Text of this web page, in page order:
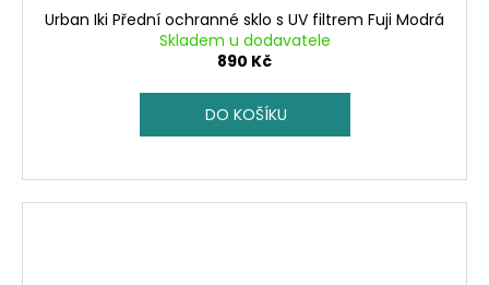
Urban Iki Přední ochranné sklo s UV filtrem Fuji Modrá
Skladem u dodavatele
890 Kč
DO KOŠÍKU